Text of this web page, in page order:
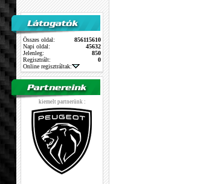
Összes oldal:
856115610
Napi oldal:
45632
Jelenleg:
850
Regisztrált:
0
Online regisztráltak:
kiemelt partnerünk :